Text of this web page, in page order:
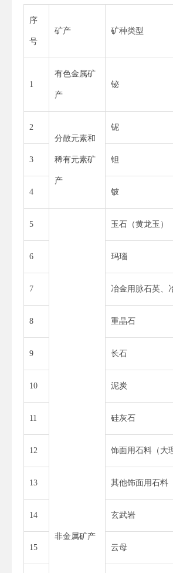
序
号
矿产 矿种类型
1
有色金属矿
产
铋
2
分散元素和
稀有元素矿
产
铌
3 钽
4 铍
5
非金属矿产
玉石（黄龙玉）
6 玛瑙
7 冶金用脉石英、
8 重晶石
9 长石
10 泥炭
11 硅灰石
12 饰面用石料（大
13 其他饰面用石料
14 玄武岩
15 云母